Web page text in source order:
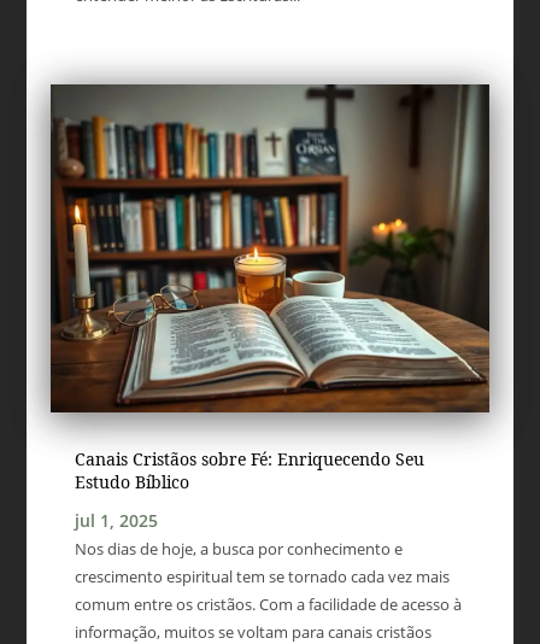
Canais Cristãos sobre Fé: Enriquecendo Seu
Estudo Bíblico
jul 1, 2025
Nos dias de hoje, a busca por conhecimento e
crescimento espiritual tem se tornado cada vez mais
comum entre os cristãos. Com a facilidade de acesso à
informação, muitos se voltam para canais cristãos